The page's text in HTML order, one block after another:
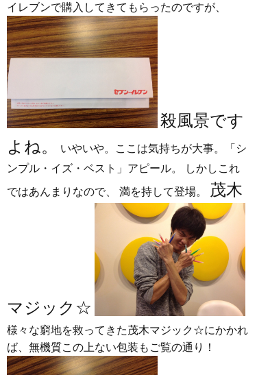
イレブンで購入してきてもらったのですが、
殺風景です
よね。
いやいや。ここは気持ちが大事。「シ
ンプル・イズ・ベスト」アピール。 しかしこれ
ではあんまりなので、 満を持して登場。
茂木
マジック☆
様々な窮地を救ってきた茂木マジック☆にかかれ
ば、無機質この上ない包装もご覧の通り！